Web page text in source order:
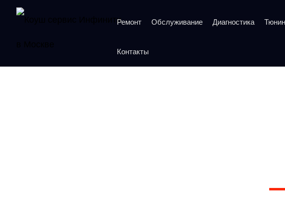
Ремонт Обслуживание Диагностика
Контакты